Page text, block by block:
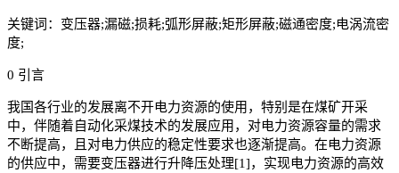
关键词：变压器;漏磁;损耗;弧形屏蔽;矩形屏蔽;磁通密度;电涡流密
度;
0 引言
我国各行业的发展离不开电力资源的使用，特别是在煤矿开采
中，伴随着自动化采煤技术的发展应用，对电力资源容量的需求
不断提高，且对电力供应的稳定性要求也逐渐提高。在电力资源
的供应中，需要变压器进行升降压处理[1]，实现电力资源的高效